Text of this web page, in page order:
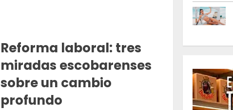
Reforma laboral: tres
miradas escobarenses
sobre un cambio
profundo